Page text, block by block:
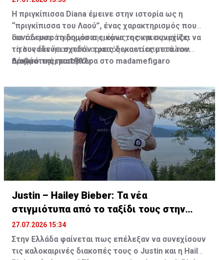
Η πριγκίπισσα Diana έμεινε στην ιστορία ως η
“πριγκίπισσα του Λαού”, ένας χαρακτηρισμός που
συνόδευσε τη δημόσια εικόνα της και συνεχίζει να
τη συνοδεύει σχεδόν τρεις δεκαετίες μετά τον
θάνατό της, το 1997.
Για τον μικρότερο γιο της, όμως, ο συγκεκριμένος
τίτλος δεν ήταν ποτέ αρκετός για να αποτυπώσει
πραγματικά ποια ήταν.
Διαβάστε περισσότερα στο madamefigaro
Justin – Hailey Bieber: Τα νέα
στιγμιότυπα από το ταξίδι τους στην
Ελλάδα
27.07.2026 15:34
Στην Ελλάδα φαίνεται πως επέλεξαν να συνεχίσουν
τις καλοκαιρινές διακοπές τους ο Justin και η Hailey